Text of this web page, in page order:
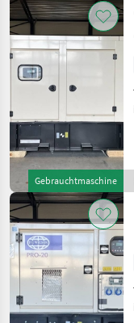
Gebrauchtmaschine